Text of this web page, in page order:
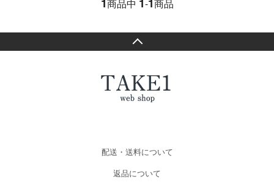
商品中 - 商品
配送・送料について
返品について